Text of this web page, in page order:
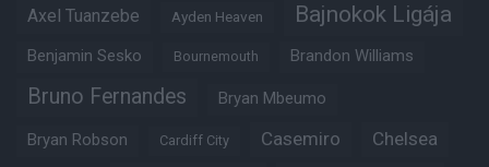
Axel Tuanzebe Ayden Heaven Bajnokok Ligája
Benjamin Sesko Bournemouth Brandon Williams
Bruno Fernandes Bryan Mbeumo
Bryan Robson Cardiff City Casemiro Chelsea